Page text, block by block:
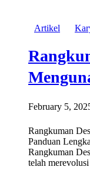
Artikel
February 5,
Rangkuman
Panduan
Rangkuman
telah